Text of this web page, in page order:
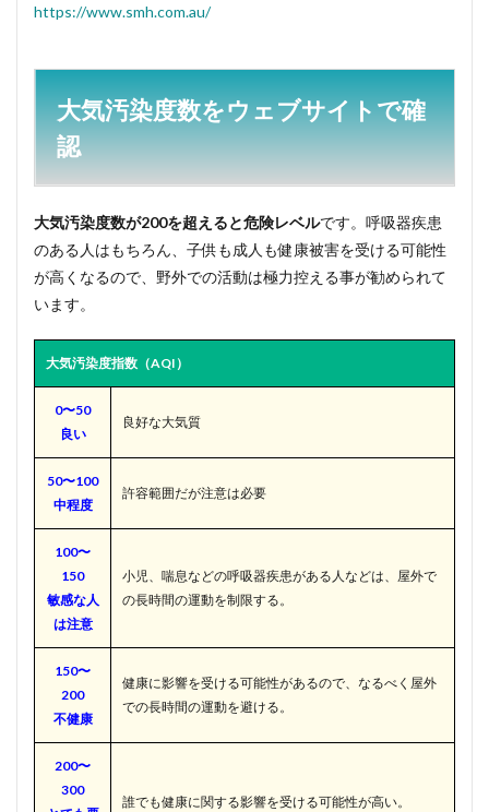
https://www.smh.com.au/
大気汚染度数をウェブサイトで確
認
大気汚染度数が200を超えると危険レベルです。呼吸器疾患
のある人はもちろん、子供も成人も健康被害を受ける可能性
が高くなるので、野外での活動は極力控える事が勧められて
います。
大気汚染度指数（AQI）
0〜50
良い
良好な大気質
50〜100
中程度
許容範囲だが注意は必要
100〜
150
敏感な人
は注意
小児、喘息などの呼吸器疾患がある人などは、屋外で
の長時間の運動を制限する。
150〜
200
不健康
健康に影響を受ける可能性があるので、なるべく屋外
での長時間の運動を避ける。
200〜
300
誰でも健康に関する影響を受ける可能性が高い。